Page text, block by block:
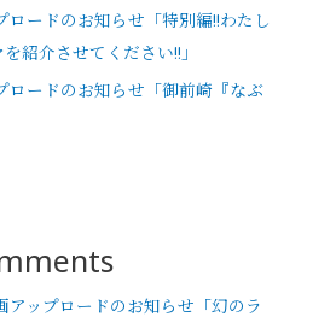
ードのお知らせ「特別編!!わたし
紹介させてください!!」
ロードのお知らせ「御前崎『なぶ
ップロードのお知らせ「幻のラ